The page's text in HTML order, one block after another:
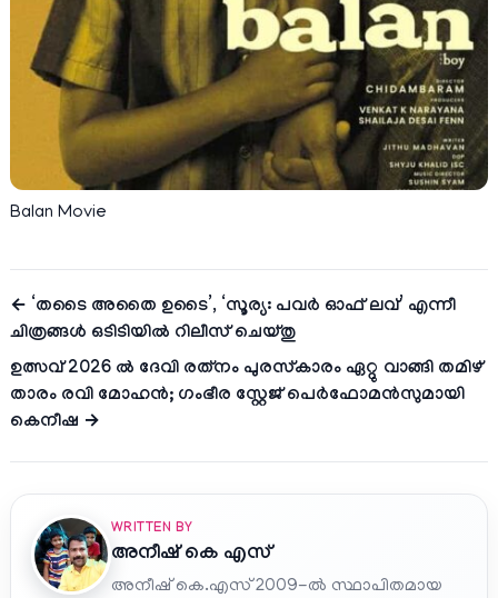
Balan Movie
← ‘തടൈ അതൈ ഉടൈ’, ‘സൂര്യ: പവർ ഓഫ് ലവ്’ എന്നീ
ചിത്രങ്ങൾ ഒടിടിയിൽ റിലീസ് ചെയ്തു
ഉത്സവ് 2026 ൽ ദേവി രത്‌നം പുരസ്‌കാരം ഏറ്റു വാങ്ങി തമിഴ്
താരം രവി മോഹൻ; ഗംഭീര സ്റ്റേജ് പെർഫോമൻസുമായി
കെനീഷ →
WRITTEN BY
അനീഷ്‌ കെ എസ്
അനീഷ് കെ.എസ് 2009-ൽ സ്ഥാപിതമായ